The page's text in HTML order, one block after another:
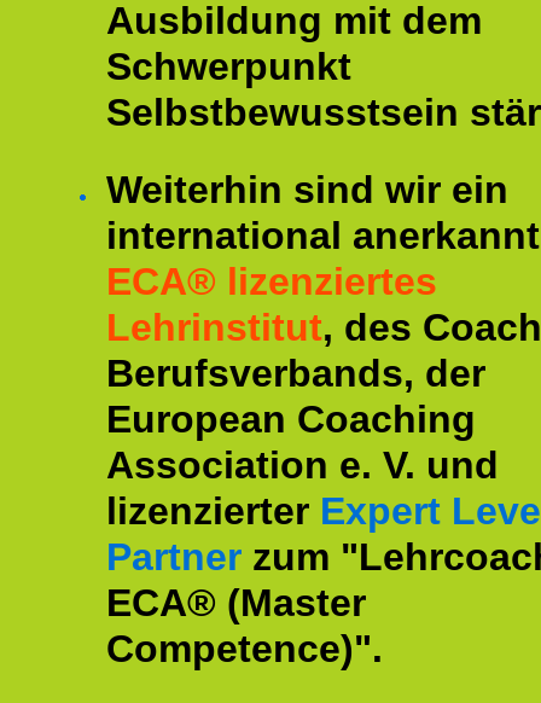
Ausbildung mit dem
Schwerpunkt
Selbstbewusstsein
Weiterhin sind wir ein
international
ECA® lizenziertes
Lehrinstitut, des
Berufsverbands, der
European Coaching
Association e. V. und
lizenzierter Expert
Partner zum
ECA® (Master
Competence)".